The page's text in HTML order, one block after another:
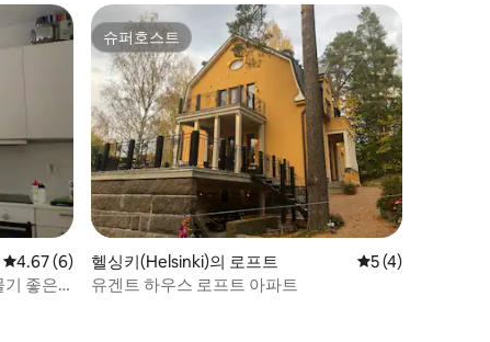
평점 4.67점(5점 만점), 후기 6개
4.67 (6)
기 좋은
슈퍼호스트
슈퍼호스트
헬싱키(Helsinki)의 로프트 평점 5점(5점 만
5 (4)
유겐트 하우스 로프트 아파트